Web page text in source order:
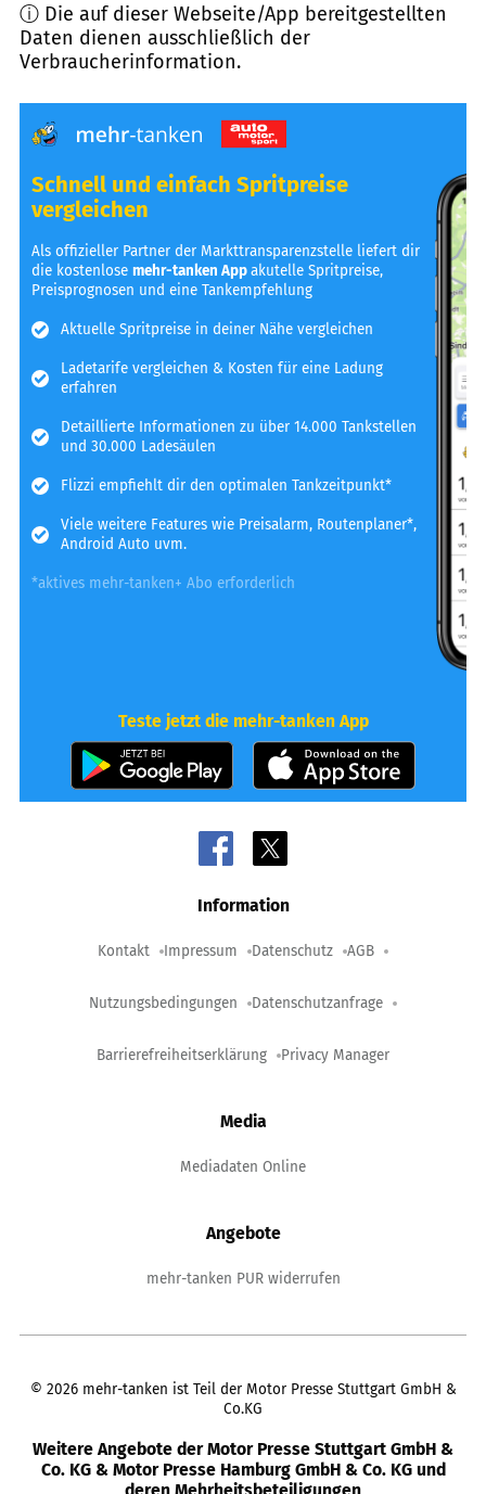
ⓘ Die auf dieser Webseite/App bereitgestellten
Daten dienen ausschließlich der
Verbraucherinformation.
Schnell und einfach Spritpreise
vergleichen
Als offizieller Partner der Markttransparenzstelle liefert dir
die kostenlosemehr-tanken Appakutelle Spritpreise,
Preisprognosen und eine Tankempfehlung
Aktuelle Spritpreise in deiner Nähe vergleichen
Ladetarife vergleichen & Kosten für eine Ladung
erfahren
Detaillierte Informationen zu über 14.000 Tankstellen
und 30.000 Ladesäulen
Flizzi empfiehlt dir den optimalen Tankzeitpunkt*
Viele weitere Features wie Preisalarm, Routenplaner*,
Android Auto uvm.
*aktives mehr-tanken+ Abo erforderlich
Teste jetzt die mehr-tanken App
Information
Kontakt Impressum Datenschutz AGB
Nutzungsbedingungen Datenschutzanfrage
Barrierefreiheitserklärung Privacy Manager
Media
Mediadaten Online
Angebote
mehr-tanken PUR widerrufen
© 2026 mehr-tanken ist Teil der Motor Presse Stuttgart GmbH &
Co.KG
Weitere Angebote der Motor Presse Stuttgart GmbH &
Co. KG & Motor Presse Hamburg GmbH & Co. KG und
deren Mehrheitsbeteiligungen